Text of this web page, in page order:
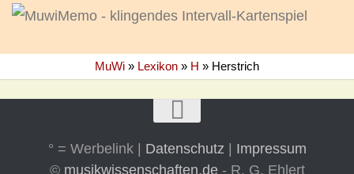
MuWi » Lexikon » H » Herstrich
° = Werbelink | Datenschutz
Impressum
© musikwissenschaften.de- R. G. Ehlert